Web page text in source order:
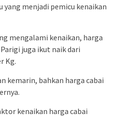
menjadi pemicu kenaikan
mengalami kenaikan, harga
juga ikut naik dari
Kg.
kemarin, bahkan harga cabai
kenaikan harga cabai